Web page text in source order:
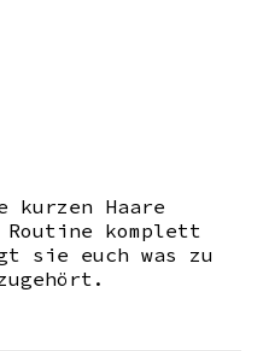
kurzen Haare
komplett
sie euch was zu